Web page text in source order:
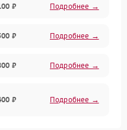
₽ Подробнее →
₽ Подробнее →
₽ Подробнее →
₽ Подробнее →